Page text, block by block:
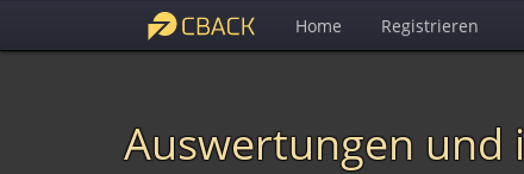
Home Registrieren
Auswertungen und